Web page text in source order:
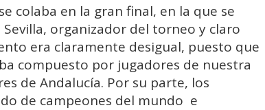
colaba en la gran final, en la que se
organizador del torneo y claro
era claramente desigual, puesto que
compuesto por jugadores de nuestra
de Andalucía. Por su parte, los
de campeones del mundo e